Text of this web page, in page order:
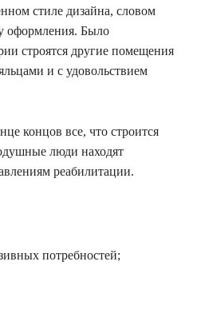
стиле дизайна, словом
оформления. Было
строятся другие помещения
и с удовольствием
концов все, что строится
люди находят
реабилитации.
потребностей;